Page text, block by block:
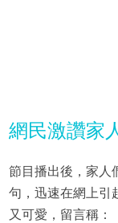
網民激讚家
節目播出後，家人
句，迅速在網上引
又可愛，留言稱：